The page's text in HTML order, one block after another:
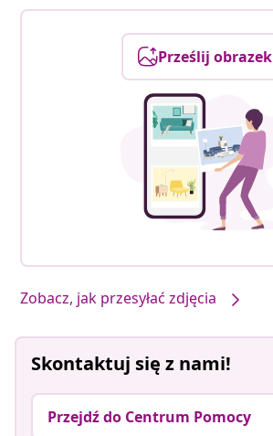
Prześlij obrazek
Zobacz, jak przesyłać zdjęcia
Skontaktuj się z nami!
Przejdź do Centrum Pomocy